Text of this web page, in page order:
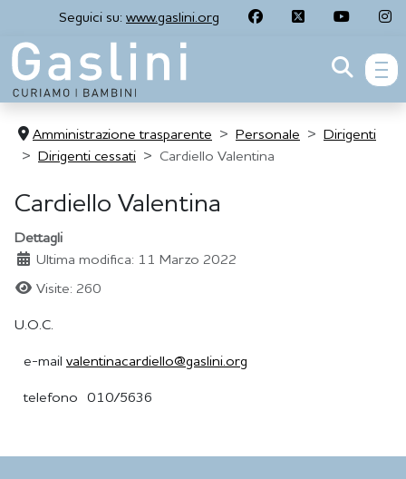
Seguici su: www.gaslini.org
Amministrazione trasparente Personale
Dirigenti
Dirigenti cessati
Cardiello Valentina
Cardiello Valentina
Dettagli
Ultima modifica: 11 Marzo 2022
Visite: 260
U.O.C.
e-mail valentinacardiello@gaslini.org
telefono 010/5636